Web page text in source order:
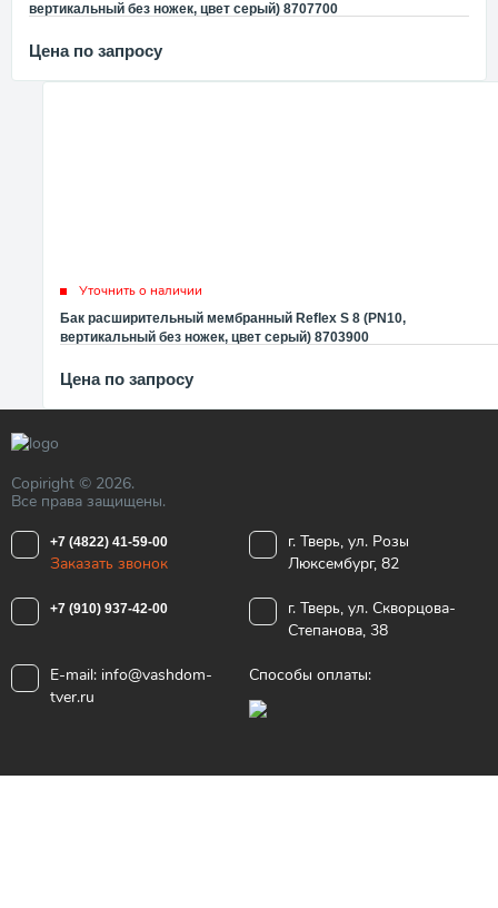
вертикальный без ножек, цвет серый) 8707700
Цена по запросу
Уточнить о наличии
Бак расширительный мембранный Reflex S 8 (PN10,
вертикальный без ножек, цвет серый) 8703900
Цена по запросу
Copiright © 2026.
Все права защищены.
+7 (4822) 41-59-00
Заказать звонок
г. Тверь, ул. Розы
Люксембург, 82
+7 (910) 937-42-00
г. Тверь, ул. Скворцова-
Степанова, 38
E-mail: info@vashdom-
tver.ru
Способы оплаты: